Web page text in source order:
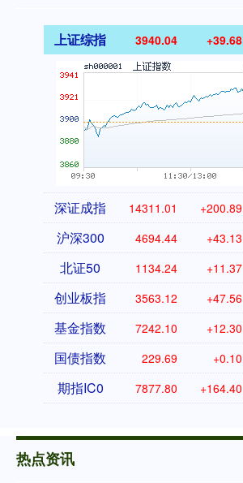
上证综指 3940.04 +39.68
深证成指 14311.01 +200.89
沪深300 4694.44 +43.13
北证50 1134.24 +11.37
创业板指 3563.12 +47.56
基金指数 7242.10 +12.30
国债指数 229.69 +0.10
期指IC0 7877.80 +164.40
热点资讯